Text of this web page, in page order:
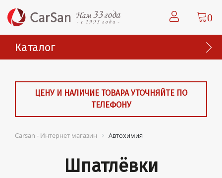
0
Каталог
ЦЕНУ И НАЛИЧИЕ ТОВАРА УТОЧНЯЙТЕ ПО
ТЕЛЕФОНУ
Carsan - Интернет магазин Автохимия
Шпатлёвки